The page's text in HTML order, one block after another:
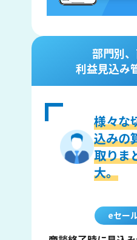
部門別
利益見込み
様々な
込みの
取りま
大。
eセー